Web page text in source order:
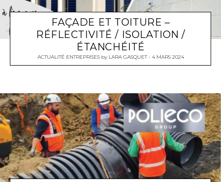
FAÇADE ET TOITURE –
RÉFLECTIVITÉ / ISOLATION /
ÉTANCHÉITÉ
ACTUALITÉ ENTREPRISES by LARA GASQUET 4 MARS 2024